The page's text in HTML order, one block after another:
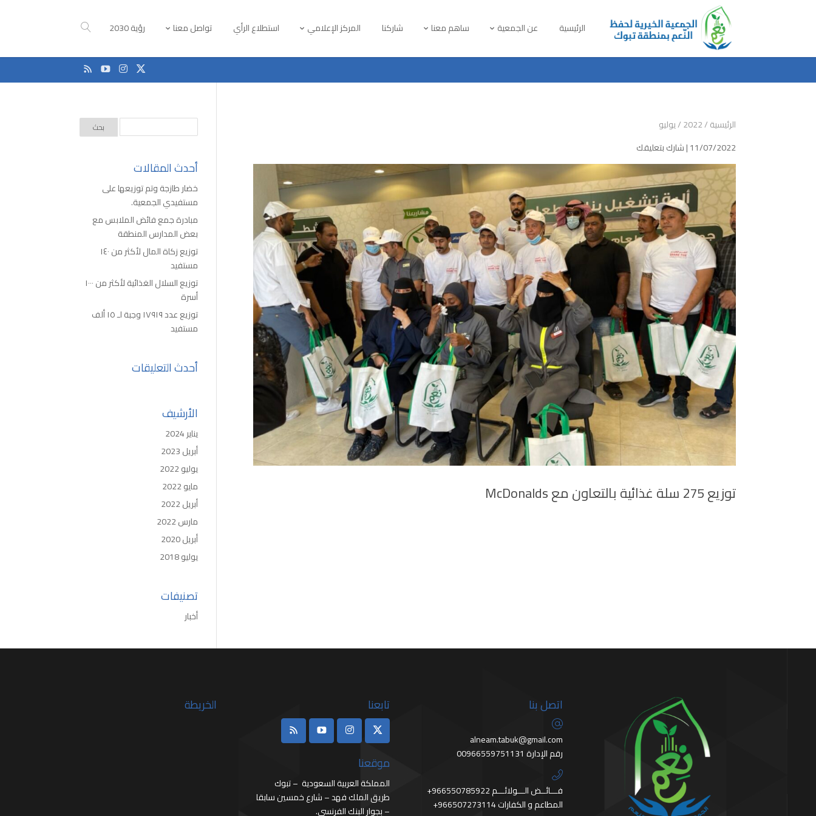
الرئيسية عن الجمعية ساهم معنا شاركنا المركز الإعلامي استطلاع الرأي تواصل معنا رؤية 2030
الرئيسية/
2022
/يوليو
11/07/2022 | شارك بتعليقك
توزيع 275 سلة غذائية بالتعاون مع McDonalds
أحدث المقالات
خضار طازجة وتم توزيعها على
مستفيدي الجمعية.
مبادرة جمع فائض الملابس مع
بعض المدارس المنطقة
توزيع زكاة المال لأكثر من ١٤٠
مستفيد
توزيع السلال الغذائية لأكثر من ١٠٠٠
أسرة
توزيع عدد ١٧٩١٩ وجبة لـ ١٥ ألف
مستفيد
أحدث التعليقات
الأرشيف
يناير 2024
أبريل 2023
يوليو 2022
مايو 2022
أبريل 2022
مارس 2022
أبريل 2020
يوليو 2018
تصنيفات
أخبار
اتصل بنا
alneam.tabuk@gmail.com
رقم الإدارة 00966559751131
+966550785922 فـــائــض الـــولائـــم
+966507273114 المطاعم و الكفارات
تابعنا
موقعنا
المملكة العربية السعودية – تبوك
طريق الملك فهد – شارع خمسين سابقا
– بجوار البنك الفرنسي.
الخريطة